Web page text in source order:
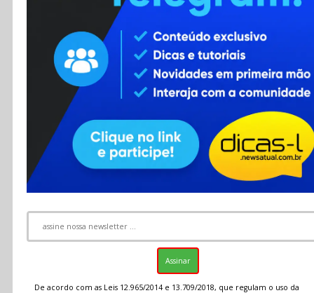
Contato
RSS
De acordo com as Leis 12.965/2014 e 13.709/2018, que regulam o uso da